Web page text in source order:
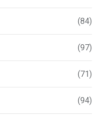
(84)
(97)
(71)
(94)